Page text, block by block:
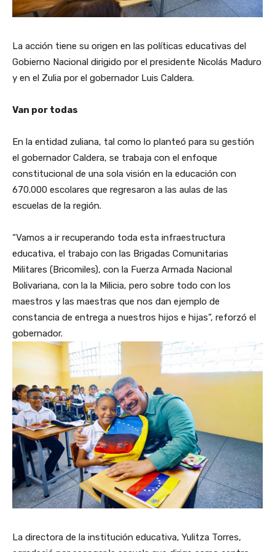
La acción tiene su origen en las políticas educativas del
Gobierno Nacional dirigido por el presidente Nicolás Maduro
y en el Zulia por el gobernador Luis Caldera.
Van por todas
En la entidad zuliana, tal como lo planteó para su gestión
el gobernador Caldera, se trabaja con el enfoque
constitucional de una sola visión en la educación con
670.000 escolares que regresaron a las aulas de las
escuelas de la región.
“Vamos a ir recuperando toda esta infraestructura
educativa, el trabajo con las Brigadas Comunitarias
Militares (Bricomiles), con la Fuerza Armada Nacional
Bolivariana, con la la Milicia, pero sobre todo con los
maestros y las maestras que nos dan ejemplo de
constancia de entrega a nuestros hijos e hijas”, reforzó el
gobernador.
La directora de la institución educativa, Yulitza Torres,